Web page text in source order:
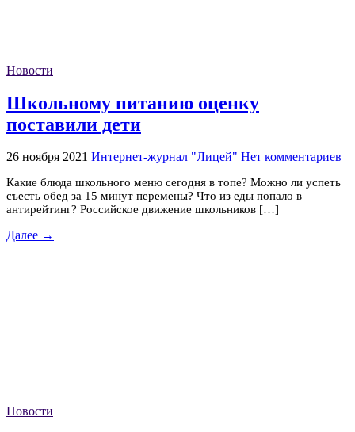
Новости
Школьному питанию оценку
поставили дети
26 ноября 2021 Интернет-журнал "Лицей" Нет комментариев
Какие блюда школьного меню сегодня в топе? Можно ли успеть
съесть обед за 15 минут перемены? Что из еды попало в
антирейтинг? Российское движение школьников […]
Далее →
Новости